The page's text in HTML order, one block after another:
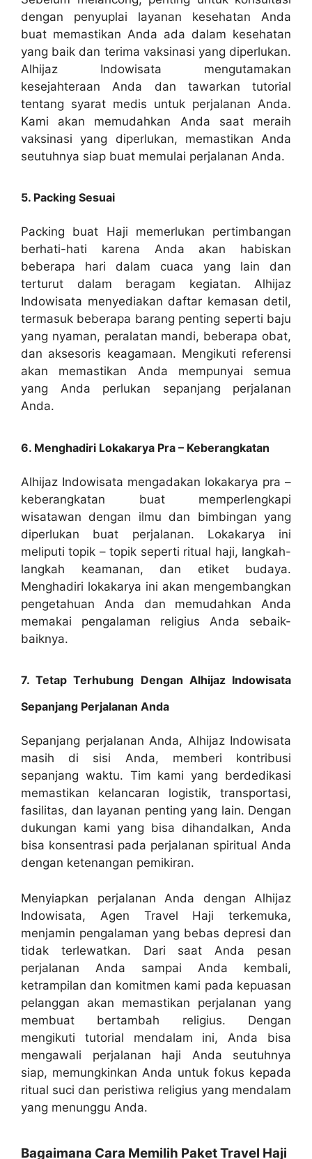
dengan penyuplai layanan kesehatan Anda
buat memastikan Anda ada dalam kesehatan
yang baik dan terima vaksinasi yang diperlukan.
Alhijaz Indowisata mengutamakan
kesejahteraan Anda dan tawarkan tutorial
tentang syarat medis untuk perjalanan Anda.
Kami akan memudahkan Anda saat meraih
vaksinasi yang diperlukan, memastikan Anda
seutuhnya siap buat memulai perjalanan Anda.
5. Packing Sesuai
Packing buat Haji memerlukan pertimbangan
berhati-hati karena Anda akan habiskan
beberapa hari dalam cuaca yang lain dan
terturut dalam beragam kegiatan. Alhijaz
Indowisata menyediakan daftar kemasan detil,
termasuk beberapa barang penting seperti baju
yang nyaman, peralatan mandi, beberapa obat,
dan aksesoris keagamaan. Mengikuti referensi
akan memastikan Anda mempunyai semua
yang Anda perlukan sepanjang perjalanan
Anda.
6. Menghadiri Lokakarya Pra – Keberangkatan
Alhijaz Indowisata mengadakan lokakarya pra –
keberangkatan buat memperlengkapi
wisatawan dengan ilmu dan bimbingan yang
diperlukan buat perjalanan. Lokakarya ini
meliputi topik – topik seperti ritual haji, langkah-
langkah keamanan, dan etiket budaya.
Menghadiri lokakarya ini akan mengembangkan
pengetahuan Anda dan memudahkan Anda
memakai pengalaman religius Anda sebaik-
baiknya.
7. Tetap Terhubung Dengan Alhijaz Indowisata
Sepanjang Perjalanan Anda
Sepanjang perjalanan Anda, Alhijaz Indowisata
masih di sisi Anda, memberi kontribusi
sepanjang waktu. Tim kami yang berdedikasi
memastikan kelancaran logistik, transportasi,
fasilitas, dan layanan penting yang lain. Dengan
dukungan kami yang bisa dihandalkan, Anda
bisa konsentrasi pada perjalanan spiritual Anda
dengan ketenangan pemikiran.
Menyiapkan perjalanan Anda dengan Alhijaz
Indowisata, Agen Travel Haji terkemuka,
menjamin pengalaman yang bebas depresi dan
tidak terlewatkan. Dari saat Anda pesan
perjalanan Anda sampai Anda kembali,
ketrampilan dan komitmen kami pada kepuasan
pelanggan akan memastikan perjalanan yang
membuat bertambah religius. Dengan
mengikuti tutorial mendalam ini, Anda bisa
mengawali perjalanan haji Anda seutuhnya
siap, memungkinkan Anda untuk fokus kepada
ritual suci dan peristiwa religius yang mendalam
yang menunggu Anda.
Bagaimana Cara Memilih Paket Travel Haji